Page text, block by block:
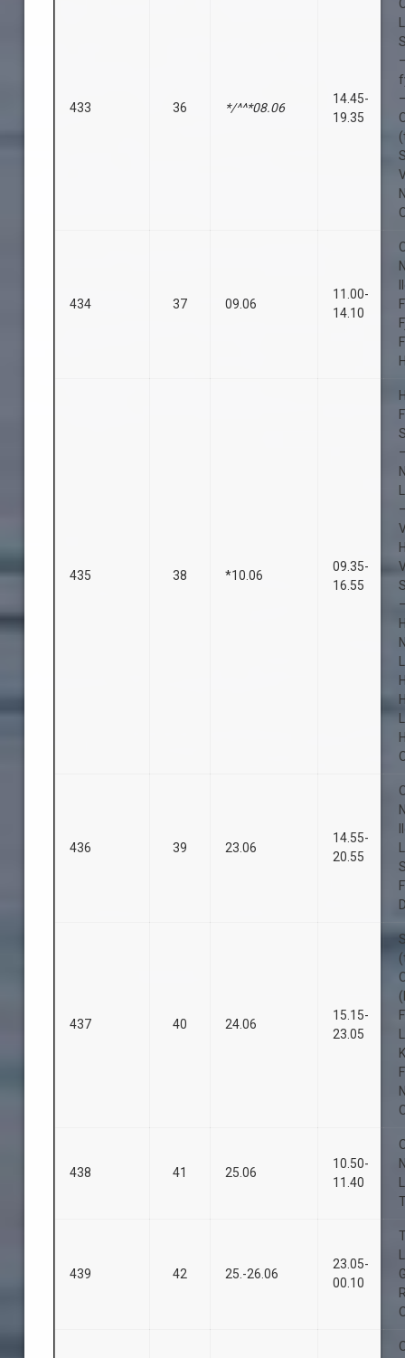
433 36 */^^*08.06
14.45-
19.35
434 37 09.06
11.00-
14.10
435 38 *10.06
09.35-
16.55
436 39 23.06
14.55-
20.55
437 40 24.06
15.15-
23.05
438 41 25.06
10.50-
11.40
439 42 25.-26.06
23.05-
00.10